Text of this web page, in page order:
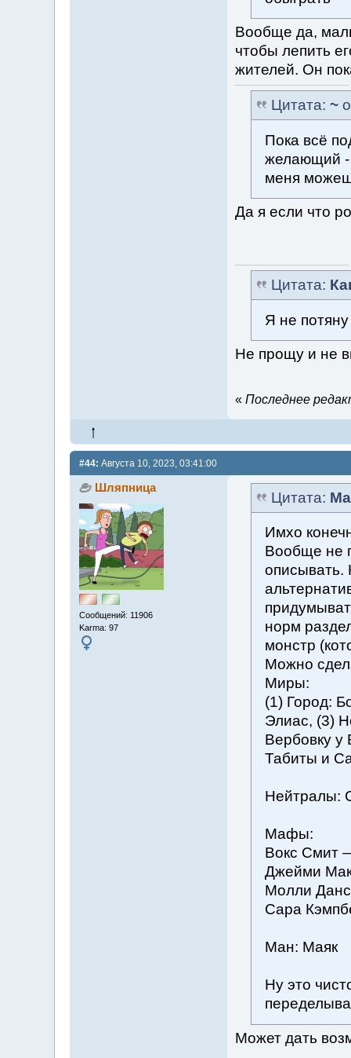
Вообще да,
чтобы лепить
жителей. Он
Цитата: ~
Пока всё
желающий -
меня
Да я если что
Цитата:
Я не
Не прощу и не
« Последнее
#44: Августа 10, 2023, 03:41:00
Шляпница
Сообщений: 11906
Karma: 97
Цитата:
Имхо
Вообще не
описывать.
норм
монстр
Можно
Миры:
(1) Город:
Элиас, (3)
Вербовку у
Табиты и
Нейтралы:
Мафы:
Вокс Смит
Джейми
Молли
Сара
Ман: Маяк
Ну это
Может дать